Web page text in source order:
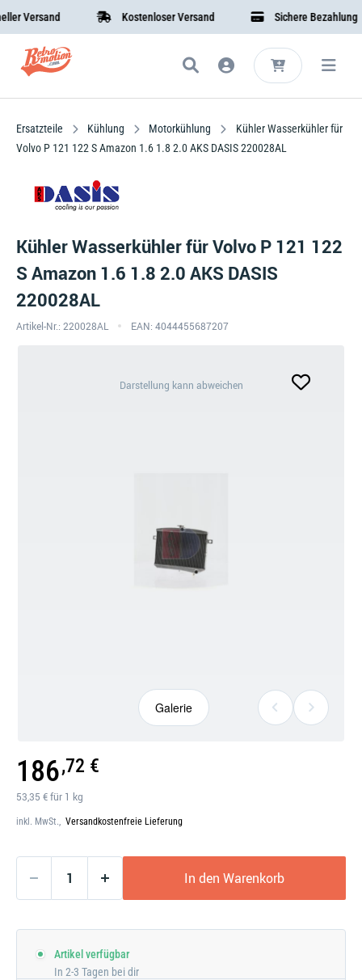
Versand Kostenloser Versand Sichere Bezahlung
Ersatzteile Kühlung Motorkühlung
Kühler Wasserkühler für
Volvo P 121 122 S Amazon 1.6 1.8 2.0 AKS DASIS 220028AL
Kühler Wasserkühler für Volvo P 121 122
S Amazon 1.6 1.8 2.0 AKS DASIS
220028AL
Artikel-Nr.: 220028AL EAN: 4044455687207
Galerie
öffnen
Darstellung kann abweichen
Galerie
53,35 € für 1 kg
186,72 €
inkl. MwSt., Versandkostenfreie Lieferung
In den Warenkorb
Artikel verfügbar
In 2-3 Tagen bei dir